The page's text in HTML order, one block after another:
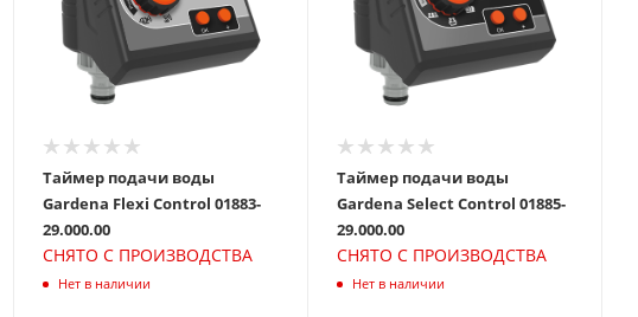
Таймер подачи воды
Gardena Flexi Control 01883-
29.000.00
СНЯТО С ПРОИЗВОДСТВА
Нет в наличии
Таймер подачи воды
Gardena Select Control 01885-
29.000.00
СНЯТО С ПРОИЗВОДСТВА
Нет в наличии